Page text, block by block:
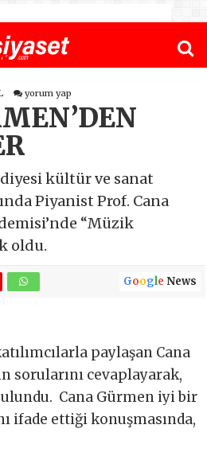
yorum yap
kültür ve sanat
Piyanist Prof. Cana
“Müzik
oldu.
Google News
paylaşan Cana
sorularını cevaplayarak,
Cana Gürmen iyi bir
ifade ettiği konuşmasında,